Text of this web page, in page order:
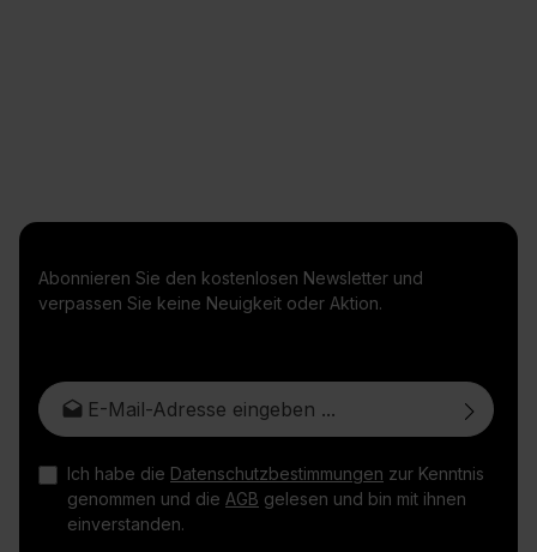
Abonnieren Sie den kostenlosen Newsletter und
verpassen Sie keine Neuigkeit oder Aktion.
E-Mail-Adresse*
Ich habe die Datenschutzbestimmungen zur Kenntnis
genommen und die AGB gelesen und bin mit ihnen
einverstanden.